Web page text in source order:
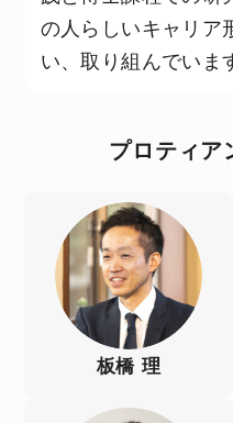
の人らしいキャリア
い、取り組んでいま
プロティア
板橋 理